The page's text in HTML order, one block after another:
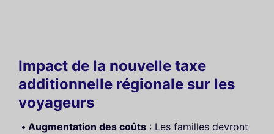
Impact de la nouvelle taxe
additionnelle régionale sur les
voyageurs
Augmentation des coûts : Les familles devront